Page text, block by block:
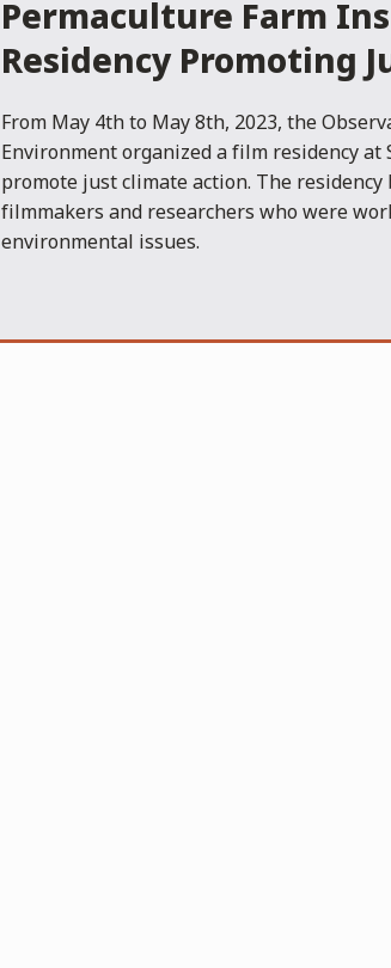
Permaculture Farm
Residency Promoting
From May 4th to May 8th, 2023, the
Environment organized a film residency at
promote just climate action. The
filmmakers and researchers who were
environmental issues.